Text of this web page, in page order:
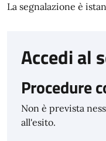
La segnalazione è
Accedi al
Procedure
Non è prevista
all'esito.